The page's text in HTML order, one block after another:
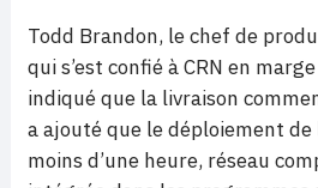
Todd Brandon, le chef de
qui s’est confié à CRN en
indiqué que la livraison
a ajouté que le déploiement
moins d’une heure, réseau